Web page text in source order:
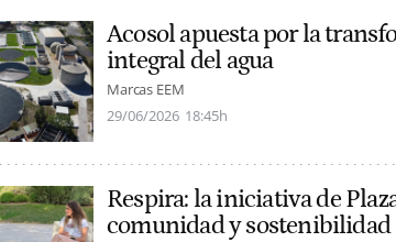
Acosol apuesta por la
integral del agua
Marcas EEM
29/06/2026 18:45h
Respira: la iniciativa de
comunidad y sostenibilidad